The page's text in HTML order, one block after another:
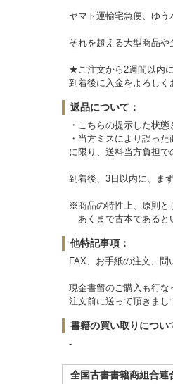
ヤマト運輸宅急便、ゆ
それを超える大型商品や
★ご注文から2週間以内
到着後に入金をよろしく
返品について：
・こちらの提示した状
・当方ミスにより誤っ
に限り、送料当方負担
到着後、3日以内に、ま
※商品の特性上、原則と
あくまで古本であると
他特記事項：
FAX、お手紙の注文、問
現金書留のご購入も行な
注文前に送って頂きまし
書籍の買い取りについ
-
全国古書書籍商組合連